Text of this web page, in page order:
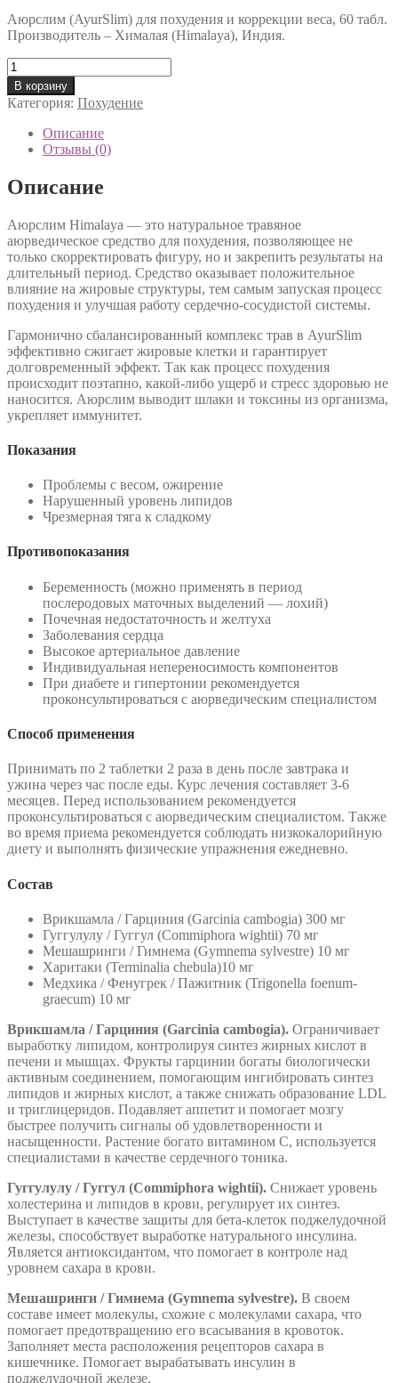
Аюрслим (AyurSlim) для похудения и коррекции веса, 60 табл.
Производитель – Хималая (Himalaya), Индия.
Количество
товара
Аюрслим
(AyurSlim)
Himalaya
В корзину
Категория: Похудение
Описание
Отзывы (0)
Описание
Аюрслим Himalaya — это натуральное травяное
аюрведическое средство для похудения, позволяющее не
только скорректировать фигуру, но и закрепить результаты на
длительный период. Средство оказывает положительное
влияние на жировые структуры, тем самым запуская процесс
похудения и улучшая работу сердечно-сосудистой системы.
Гармонично сбалансированный комплекс трав в AyurSlim
эффективно сжигает жировые клетки и гарантирует
долговременный эффект. Так как процесс похудения
происходит поэтапно, какой-либо ущерб и стресс здоровью не
наносится. Аюрслим выводит шлаки и токсины из организма,
укрепляет иммунитет.
Показания
Проблемы с весом, ожирение
Нарушенный уровень липидов
Чрезмерная тяга к сладкому
Противопоказания
Беременность (можно применять в период
послеродовых маточных выделений — лохий)
Почечная недостаточность и желтуха
Заболевания сердца
Высокое артериальное давление
Индивидуальная непереносимость компонентов
При диабете и гипертонии рекомендуется
проконсультироваться с аюрведическим специалистом
Способ применения
Принимать по 2 таблетки 2 раза в день после завтрака и
ужина через час после еды. Курс лечения составляет 3-6
месяцев. Перед использованием рекомендуется
проконсультироваться с аюрведическим специалистом. Также
во время приема рекомендуется соблюдать низкокалорийную
диету и выполнять физические упражнения ежедневно.
Состав
Врикшамла / Гарциния (Garcinia cambogia) 300 мг
Гуггулулу / Гуггул (Commiphora wightii) 70 мг
Мешашринги / Гимнема (Gymnema sylvestre) 10 мг
Харитаки (Terminalia chebula)10 мг
Медхика / Фенугрек / Пажитник (Trigonella foenum-
graecum) 10 мг
Врикшамла / Гарциния (Garcinia cambogia). Ограничивает
выработку липидом, контролируя синтез жирных кислот в
печени и мышцах. Фрукты гарцинии богаты биологически
активным соединением, помогающим ингибировать синтез
липидов и жирных кислот, а также снижать образование LDL
и триглицеридов. Подавляет аппетит и помогает мозгу
быстрее получить сигналы об удовлетворенности и
насыщенности. Растение богато витамином С, используется
специалистами в качестве сердечного тоника.
Гуггулулу / Гуггул (Commiphora wightii). Снижает уровень
холестерина и липидов в крови, регулирует их синтез.
Выступает в качестве защиты для бета-клеток поджелудочной
железы, способствует выработке натурального инсулина.
Является антиоксидантом, что помогает в контроле над
уровнем сахара в крови.
Мешашринги / Гимнема (Gymnema sylvestre). В своем
составе имеет молекулы, схожие с молекулами сахара, что
помогает предотвращению его всасывания в кровоток.
Заполняет места расположения рецепторов сахара в
кишечнике. Помогает вырабатывать инсулин в
поджелудочной железе.